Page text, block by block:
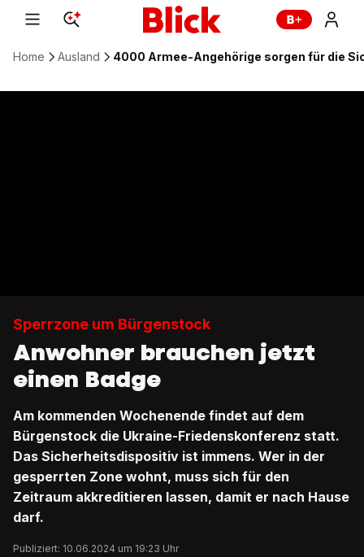
Home Ausland 4000 Armee-Angehörige sorgen für die
Sperrzone um Bürgenstock
Anwohner brauchen jetzt
einen Badge
Am kommenden Wochenende findet auf dem
Bürgenstock die Ukraine-Friedenskonferenz statt.
Das Sicherheitsdispositiv ist immens. Wer in der
gesperrten Zone wohnt, muss sich für den
Zeitraum akkreditieren lassen, damit er nach Hause
darf.
Publiziert: 10.06.2024 um 19:23 Uhr